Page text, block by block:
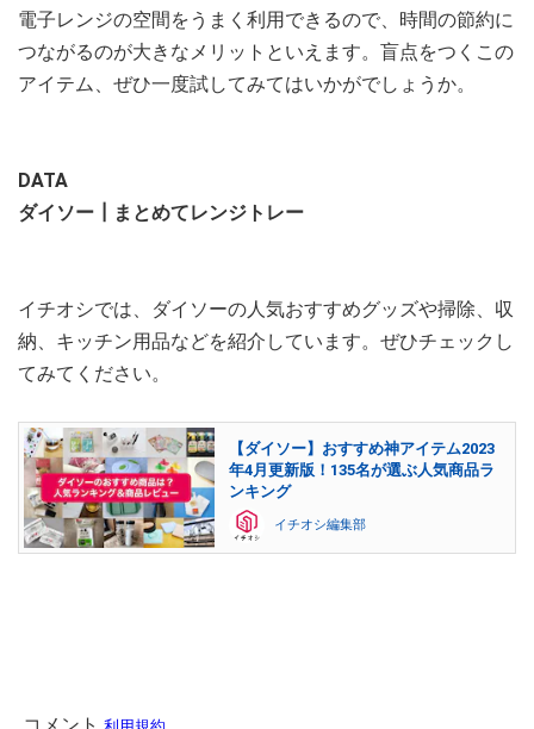
電子レンジの空間をうまく利用できるので、時間の節約に
つながるのが大きなメリットといえます。盲点をつくこの
アイテム、ぜひ一度試してみてはいかがでしょうか。
DATA
ダイソー┃まとめてレンジトレー
イチオシでは、ダイソーの人気おすすめグッズや掃除、収
納、キッチン用品などを紹介しています。ぜひチェックし
てみてください。
【ダイソー】おすすめ神アイテム2023
年4月更新版！135名が選ぶ人気商品ラ
ンキング
イチオシ編集部